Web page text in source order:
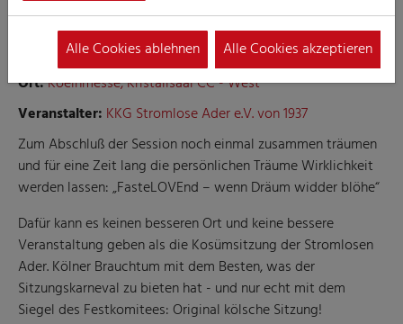
01.03.2025 17:45 Veranstaltungen, Kostümsitzung
Kostümsitzung der KKG Stromlose Ader e.V. von 1937
Ort:Koelnmesse, Kristallsaal CC - West
Veranstalter: KKG Stromlose Ader e.V. von 1937
Zum Abschluß der Session noch einmal zusammen träumen
und für eine Zeit lang die persönlichen Träume Wirklichkeit
werden lassen: „FasteLOVEnd – wenn Dräum widder blöhe“
Dafür kann es keinen besseren Ort und keine bessere
Veranstaltung geben als die Kosümsitzung der Stromlosen
Ader. Kölner Brauchtum mit dem Besten, was der
Sitzungskarneval zu bieten hat - und nur echt mit dem
Siegel des Festkomitees: Original kölsche Sitzung!
Alle Cookies ablehnen Alle Cookies akzeptieren